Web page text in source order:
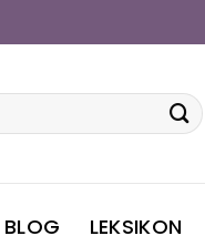
BLOG LEKSIKON